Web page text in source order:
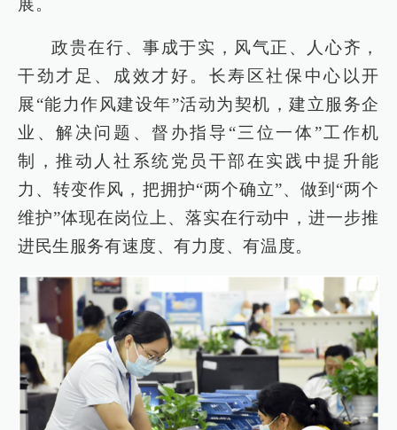
展。
政贵在行、事成于实，风气正、人心齐，
干劲才足、成效才好。长寿区社保中心以开
展“能力作风建设年”活动为契机，建立服务企
业、解决问题、督办指导“三位一体”工作机
制，推动人社系统党员干部在实践中提升能
力、转变作风，把拥护“两个确立”、做到“两个
维护”体现在岗位上、落实在行动中，进一步推
进民生服务有速度、有力度、有温度。